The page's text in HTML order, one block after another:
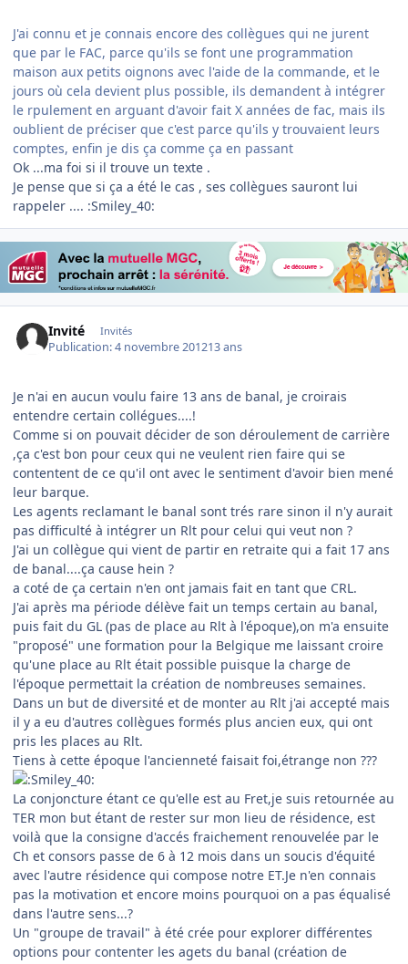
J'ai connu et je connais encore des collègues qui ne jurent
que par le FAC, parce qu'ils se font une programmation
maison aux petits oignons avec l'aide de la commande, et le
jours où cela devient plus possible, ils demandent à intégrer
le rpulement en arguant d'avoir fait X années de fac, mais ils
oublient de préciser que c'est parce qu'ils y trouvaient leurs
comptes, enfin je dis ça comme ça en passant
Ok ...ma foi si il trouve un texte .
Je pense que si ça a été le cas , ses collègues sauront lui
rappeler .... :Smiley_40:
Invité Invités
Publication:4 novembre 201213 ans
Je n'ai en aucun voulu faire 13 ans de banal, je croirais
entendre certain collégues....!
Comme si on pouvait décider de son déroulement de carrière
,ça c'est bon pour ceux qui ne veulent rien faire qui se
contentent de ce qu'il ont avec le sentiment d'avoir bien mené
leur barque.
Les agents reclamant le banal sont trés rare sinon il n'y aurait
pas difficulté à intégrer un Rlt pour celui qui veut non ?
J'ai un collègue qui vient de partir en retraite qui a fait 17 ans
de banal....ça cause hein ?
a coté de ça certain n'en ont jamais fait en tant que CRL.
J'ai après ma période délève fait un temps certain au banal,
puis fait du GL (pas de place au Rlt à l'époque),on m'a ensuite
"proposé" une formation pour la Belgique me laissant croire
qu'une place au Rlt était possible puisque la charge de
l'époque permettait la création de nombreuses semaines.
Dans un but de diversité et de monter au Rlt j'ai accepté mais
il y a eu d'autres collègues formés plus ancien eux, qui ont
pris les places au Rlt.
Tiens à cette époque l'ancienneté faisait foi,étrange non ???
La conjoncture étant ce qu'elle est au Fret,je suis retournée au
TER mon but étant de rester sur mon lieu de résidence, est
voilà que la consigne d'accés fraichement renouvelée par le
Ch et consors passe de 6 à 12 mois dans un soucis d'équité
avec l'autre résidence qui compose notre ET.Je n'en connais
pas la motivation et encore moins pourquoi on a pas équalisé
dans l'autre sens...?
Un "groupe de travail" à été crée pour explorer différentes
options pour contenter les agets du banal (création de